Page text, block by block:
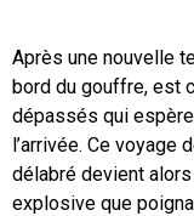
Après une nouvelle
bord du gouffre, est
dépassés qui
l’arrivée. Ce voyage
délabré devient
explosive que